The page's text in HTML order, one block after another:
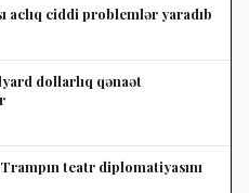
aclıq ciddi problemlər yaradıb
dollarlıq qənaət
teatr diplomatiyasını